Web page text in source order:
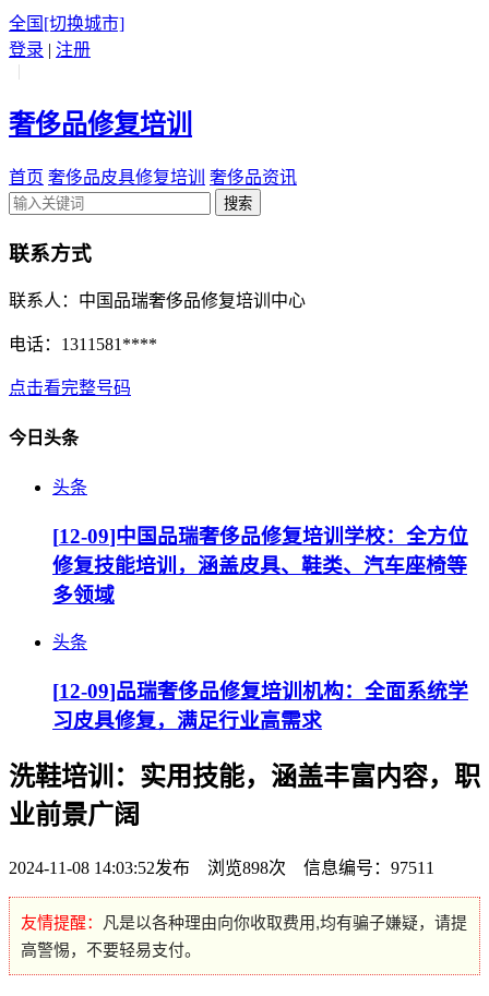
全国 [切换城市]
登录 | 注册
|
奢侈品修复培训
首页 奢侈品皮具修复培训 奢侈品资讯
搜索
联系方式
联系人：中国品瑞奢侈品修复培训中心
电话： 1311581****
点击看完整号码
今日头条
头条
[12-09]中国品瑞奢侈品修复培训学校：全方位
修复技能培训，涵盖皮具、鞋类、汽车座椅等
多领域
头条
[12-09]品瑞奢侈品修复培训机构：全面系统学
习皮具修复，满足行业高需求
洗鞋培训：实用技能，涵盖丰富内容，职
业前景广阔
2024-11-08 14:03:52发布 浏览898次 信息编号：97511
友情提醒：
凡是以各种理由向你收取费用,均有骗子嫌疑，请提
高警惕，不要轻易支付。